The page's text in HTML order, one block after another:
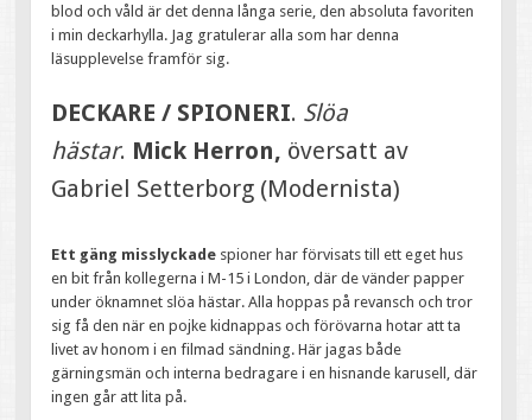
blod och våld är det denna långa serie, den absoluta favoriten
i min deckarhylla. Jag gratulerar alla som har denna
läsupplevelse framför sig.
DECKARE / SPIONERI. Slöa
hästar. Mick Herron, översatt av
Gabriel Setterborg (Modernista)
Ett gäng misslyckade spioner har förvisats till ett eget hus
en bit från kollegerna i M-15 i London, där de vänder papper
under öknamnet slöa hästar. Alla hoppas på revansch och tror
sig få den när en pojke kidnappas och förövarna hotar att ta
livet av honom i en filmad sändning. Här jagas både
gärningsmän och interna bedragare i en hisnande karusell, där
ingen går att lita på.